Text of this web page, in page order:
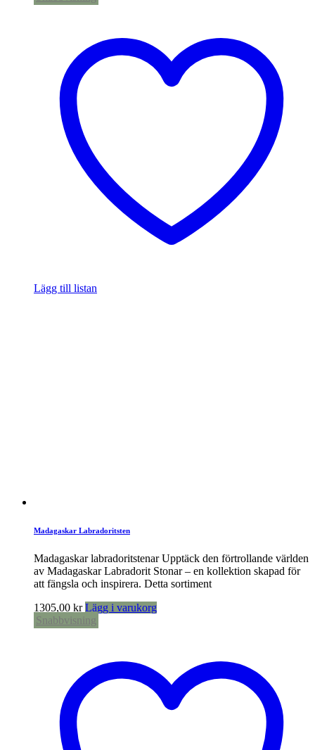
Lägg till listan
Madagaskar Labradoritsten
Madagaskar labradoritstenar Upptäck den förtrollande världen
av Madagaskar Labradorit Stonar – en kollektion skapad för
att fängsla och inspirera. Detta sortiment
1305,00 kr Lägg i varukorg
Snabbvisning